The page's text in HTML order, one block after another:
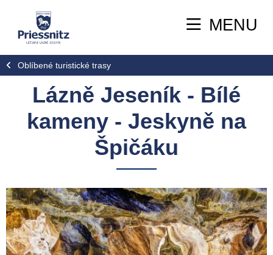
MENU
Oblíbené turistické trasy
Lázně Jeseník - Bílé
kameny - Jeskyně na
Špičáku